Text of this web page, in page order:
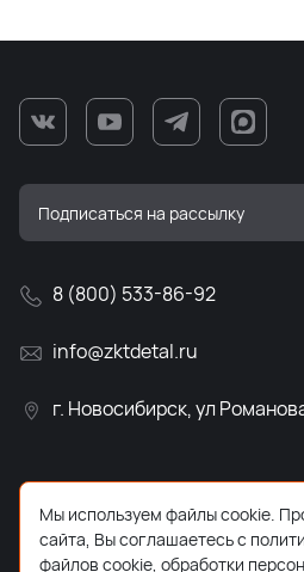
8 (800) 533-86-92
info@zktdetal.ru
г. Новосибирск, ул
Мы используем файлы cookie.
сайта, Вы соглашаетесь с
файлов cookie, обработки